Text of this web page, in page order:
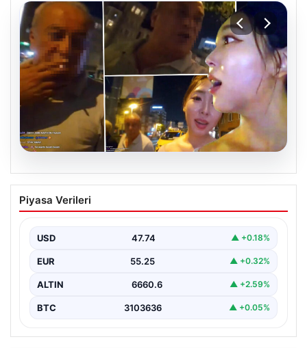
Koreli Yayıncı İstanbul’da Tacize Maruz
Kaldı: Canlı Yayında Gerilim
Taksim’de, Güney Koreli tanınmış bir Kick yayıncısı,…
Piyasa Verileri
USD 47.74 ▲ +0.18%
EUR 55.25 ▲ +0.32%
ALTIN 6660.6 ▲ +2.59%
BTC 3103636 ▲ +0.05%